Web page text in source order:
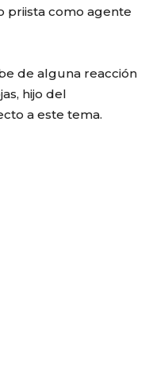
priista como agente
de alguna reacción
hijo del
a este tema.